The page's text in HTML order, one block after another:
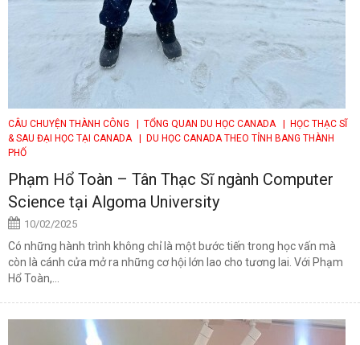
CÂU CHUYỆN THÀNH CÔNG | TỔNG QUAN DU HỌC CANADA
| HỌC THẠC SĨ
& SAU ĐẠI HỌC TẠI CANADA
| DU HỌC CANADA THEO TỈNH BANG THÀNH
PHỐ
Phạm Hổ Toàn – Tân Thạc Sĩ ngành Computer
Science tại Algoma University
10/02/2025
Có những hành trình không chỉ là một bước tiến trong học vấn mà
còn là cánh cửa mở ra những cơ hội lớn lao cho tương lai. Với Phạm
Hổ Toàn,...